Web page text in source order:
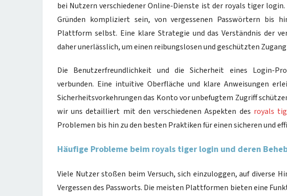
bei Nutzern verschiedener Online-Dienste ist der royals tiger login.
Gründen kompliziert sein, von vergessenen Passwörtern bis
Plattform selbst. Eine klare Strategie und das Verständnis der
daher unerlässlich, um einen reibungslosen und geschützten
Die Benutzerfreundlichkeit und die Sicherheit eines Login-
verbunden. Eine intuitive Oberfläche und klare Anweisungen
Sicherheitsvorkehrungen das Konto vor unbefugtem Zugriff
wir uns detailliert mit den verschiedenen Aspekten des royals
Problemen bis hin zu den besten Praktiken für einen sicheren und
Häufige Probleme beim royals tiger login und deren
Viele Nutzer stoßen beim Versuch, sich einzuloggen, auf diverse
Vergessen des Passworts. Die meisten Plattformen bieten eine